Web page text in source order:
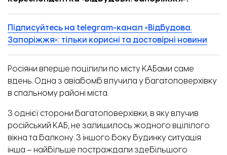
Підписуйтесь на telegram-канал «Відбудова.
Запоріжжя»: тільки корисні та достовірні новини
Росіяни вперше поцілили по місту КАБами саме
вдень. Одна з авіабомб влучила у багатоповерхівку
в спальному районі міста.
З однієї сторони багатоповерхівки, в яку влучив
російський КАБ, не залишилось жодного вцілілого
вікна та балкону. З іншого боку будинку ситуація
інша – найбільше постраждали здебільшого